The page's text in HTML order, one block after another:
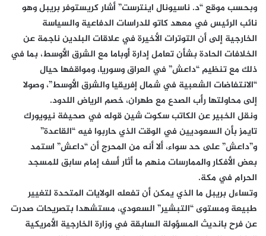
وبحسب موقع “د. ناسيونال اينترست” أشار كريستوفر بريبل وهو
نائب الرئيس في معهد كاتو للدراسات الدفاعية والسياسة
الخارجية إلى أن التوترات الأخيرة في علاقات البلدين ناجمة عن
الخلافات الحادة بشأن تعامل إدارة أوباما مع الشرق الأوسط، بما في
ذلك مع تنظيم “داعش” في العراق وسوريا، ومواقفها حيال
“الانتفاضات الشعبية في شمال إفريقيا والشرق الأوسط”، وصولا
إلى محاولتها رأب الصدع مع طهران، خصم الرياض اللدود.
ونقل الخبير عن الكاتب سكوت شين قوله في صحيفة نيويورك
تايمز بأن السعوديين في الوقت الذي حاربوا فيه “القاعدة”
و”داعش” على حد سواء، ألا أنه من المحرج أن “داعش” استمد
بعض الأفكار والممارسات منهم ما أثار أسف إمام سابق للمسجد
الحرام في مكة.
وتساءل بريبل ما الذي يمكن أن تفعله الولايات المتحدة لتغيير
طبيعة ومستوى “التبشير” السعودي، مستشهدا بتصريحات صدرت
عن فرح بانديث المسؤولة السابقة في وزارة الخارجية الأمريكية